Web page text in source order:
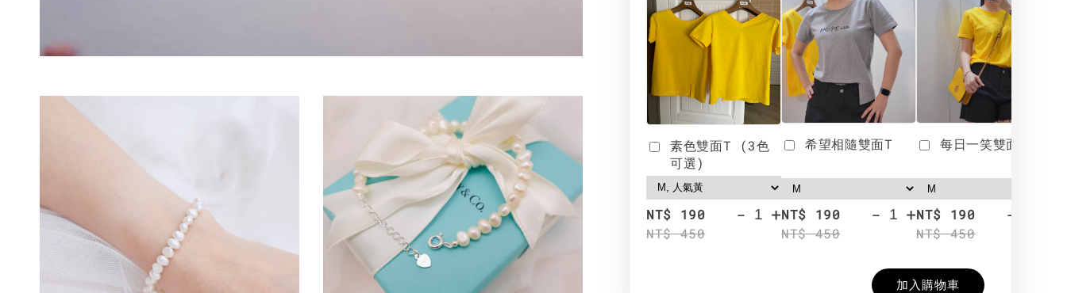
素色雙面T (3色
可選)
NT$ 190
NT$ 450
- +
希望相隨雙面T
NT$ 190
NT$ 450
- +
每日一笑雙面T
NT$ 190
NT$ 450
-
加入購物車